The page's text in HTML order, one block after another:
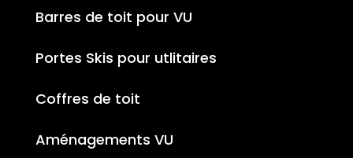
Barres de toit pour VU
Portes Skis pour utlitaires
Coffres de toit
Aménagements VU